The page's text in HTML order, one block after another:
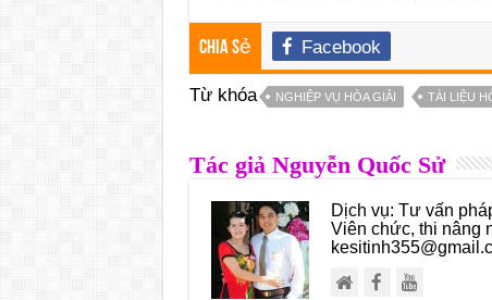
Chia sẻ Facebook
Từ khóa NGHIỆP VỤ HÒA GIẢI TÀI LIỆU
Tác giả Nguyễn Quốc Sử
Dịch vụ: Tư vấn
Viên chức, thi nâng